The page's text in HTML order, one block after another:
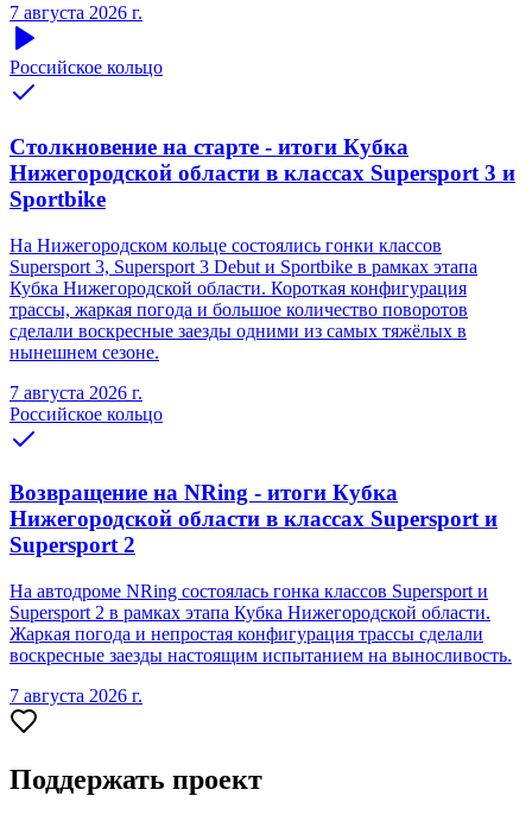
7 августа 2026 г.
Российское кольцо
Столкновение на старте - итоги Кубка
Нижегородской области в классах Supersport 3 и
Sportbike
На Нижегородском кольце состоялись гонки классов
Supersport 3, Supersport 3 Debut и Sportbike в рамках этапа
Кубка Нижегородской области. Короткая конфигурация
трассы, жаркая погода и большое количество поворотов
сделали воскресные заезды одними из самых тяжёлых в
нынешнем сезоне.
7 августа 2026 г.
Российское кольцо
Возвращение на NRing - итоги Кубка
Нижегородской области в классах Supersport и
Supersport 2
На автодроме NRing состоялась гонка классов Supersport и
Supersport 2 в рамках этапа Кубка Нижегородской области.
Жаркая погода и непростая конфигурация трассы сделали
воскресные заезды настоящим испытанием на выносливость.
7 августа 2026 г.
Поддержать проект